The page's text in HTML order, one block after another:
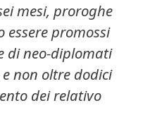
mesi, proroghe
essere promossi
di neo-diplomati
non oltre dodici
dei relativo